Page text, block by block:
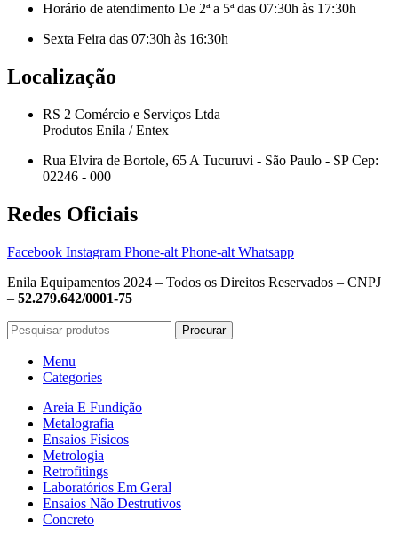
Horário de atendimento De 2ª a 5ª das 07:30h às 17:30h
Sexta Feira das 07:30h às 16:30h
Localização
RS 2 Comércio e Serviços Ltda
Produtos Enila / Entex
Rua Elvira de Bortole, 65 A Tucuruvi - São Paulo - SP Cep:
02246 - 000
Redes Oficiais
Facebook Instagram Phone-alt Phone-alt Whatsapp
Enila Equipamentos 2024 – Todos os Direitos Reservados – CNPJ
– 52.279.642/0001-75
Procurar
Menu
Categories
Areia E Fundição
Metalografia
Ensaios Físicos
Metrologia
Retrofitings
Laboratórios Em Geral
Ensaios Não Destrutivos
Concreto